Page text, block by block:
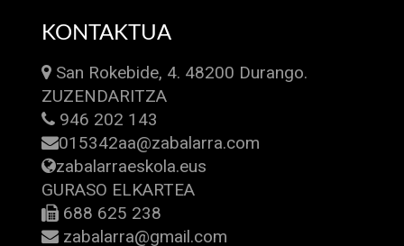
KONTAKTUA
San Rokebide, 4. 48200 Durango.
ZUZENDARITZA
946 202 143
015342aa@zabalarra.com
zabalarraeskola.eus
GURASO ELKARTEA
688 625 238
zabalarra@gmail.com